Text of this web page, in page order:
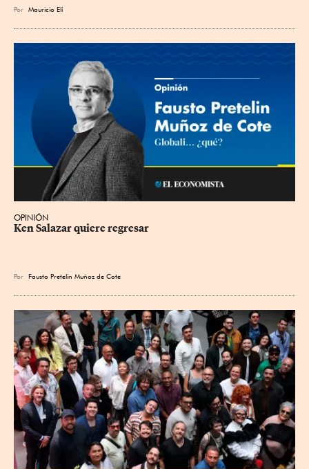
Por Mauricio Elí
OPINIÓN
Ken Salazar quiere regresar
Por Fausto Pretelin Muñoz de Cote